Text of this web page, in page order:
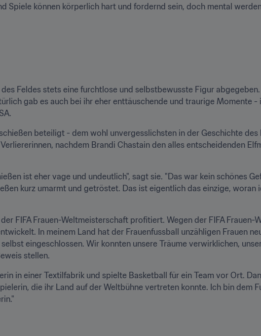
Spiele können körperlich hart und fordernd sein, doch mental
Feldes stets eine furchtlose und selbstbewusste Figur
gab es auch bei ihr eher enttäuschende und traurige Momente -
beteiligt - dem wohl unvergesslichsten in der Geschichte des
nachdem Brandi Chastain den alles entscheidenden
ist eher vage und undeutlich", sagt sie. "Das war kein schönes
kurz umarmt und getröstet. Das ist eigentlich das einzige, woran
FIFA Frauen-Weltmeisterschaft profitiert. Wegen der FIFA Frauen-
In meinem Land hat der Frauenfussball unzähligen Frauen
eingeschlossen. Wir konnten unsere Träume verwirklichen,
stellen.
in einer Textilfabrik und spielte Basketball für ein Team vor Ort.
die ihr Land auf der Weltbühne vertreten konnte. Ich bin dem